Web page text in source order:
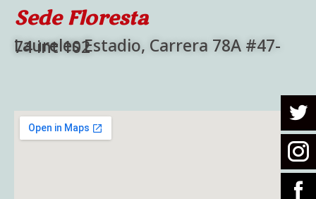
Sede Floresta
Laureles Estadio, Carrera 78A #47-74 int 102